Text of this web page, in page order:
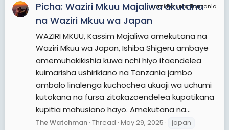
JamiiForums Tanzania
Picha: Waziri Mkuu Majaliwa akutana
na Waziri Mkuu wa Japan
WAZIRI MKUU, Kassim Majaliwa amekutana na
Waziri Mkuu wa Japan, Ishiba Shigeru ambaye
amemuhakikishia kuwa nchi hiyo itaendelea
kuimarisha ushirikiano na Tanzania jambo
ambalo linalenga kuchochea ukuaji wa uchumi
kutokana na fursa zitakazoendelea kupatikana
kupitia mahusiano hayo. Amekutana na...
The Watchman Thread May 29, 2025
japan